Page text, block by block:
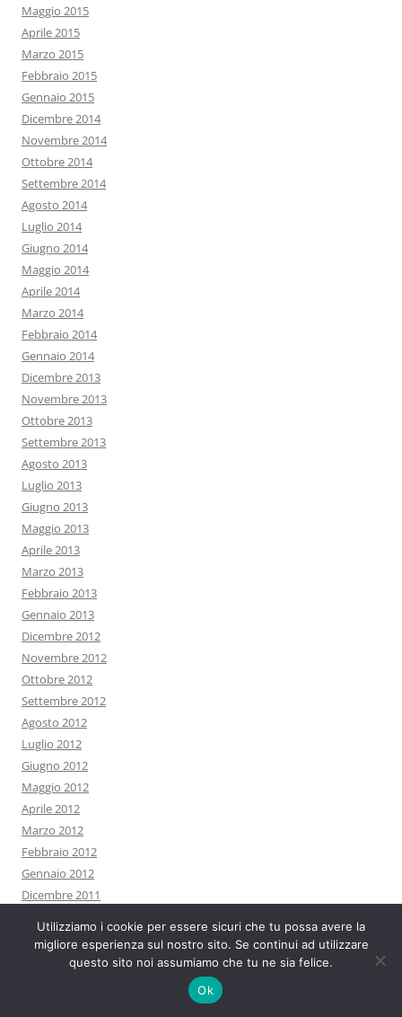
Maggio 2015
Aprile 2015
Marzo 2015
Febbraio 2015
Gennaio 2015
Dicembre 2014
Novembre 2014
Ottobre 2014
Settembre 2014
Agosto 2014
Luglio 2014
Giugno 2014
Maggio 2014
Aprile 2014
Marzo 2014
Febbraio 2014
Gennaio 2014
Dicembre 2013
Novembre 2013
Ottobre 2013
Settembre 2013
Agosto 2013
Luglio 2013
Giugno 2013
Maggio 2013
Aprile 2013
Marzo 2013
Febbraio 2013
Gennaio 2013
Dicembre 2012
Novembre 2012
Ottobre 2012
Settembre 2012
Agosto 2012
Luglio 2012
Giugno 2012
Maggio 2012
Aprile 2012
Marzo 2012
Febbraio 2012
Gennaio 2012
Dicembre 2011
Ottobre 2011
Settembre 2011
Utilizziamo i cookie per essere sicuri che tu possa avere la
migliore esperienza sul nostro sito. Se continui ad utilizzare
questo sito noi assumiamo che tu ne sia felice.
Ok